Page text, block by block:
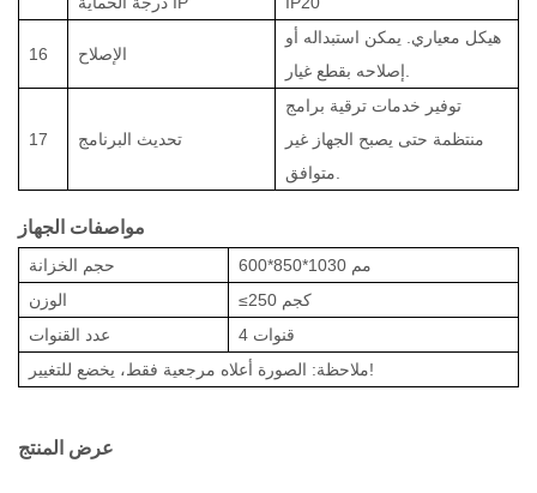
16 الإصلاح
هيكل معياري. يمكن استبداله أو
إصلاحه بقطع غيار.
17 تحديث البرنامج
توفير خدمات ترقية برامج
منتظمة حتى يصبح الجهاز غير
متوافق.
مواصفات الجهاز
حجم الخزانة
600*850*1030 مم
الوزن
≤25
0 كجم
عدد القنوات
4 قنوات
ملاحظة: الصورة أعلاه مرجعية فقط، يخضع للتغيير!
عرض المنتج